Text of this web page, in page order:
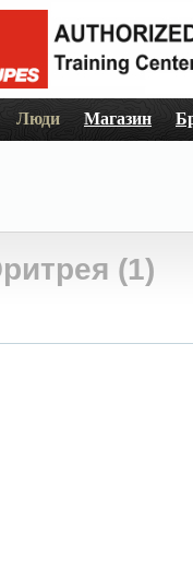
Люди Магазин
(1)